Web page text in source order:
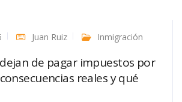
Juan Ruiz Inmigración
de pagar impuestos por
reales y qué